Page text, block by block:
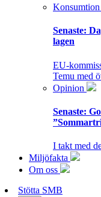
Konsumtion
Senaste:
lagen
EU-
Temu med
Opinion
Senaste:
I takt med
Miljöfakta
Om oss
Stötta SMB